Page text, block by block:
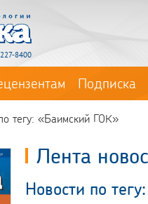
8400
Подписка
тегу: «Баимский ГОК»
Лента
Новости по тегу: